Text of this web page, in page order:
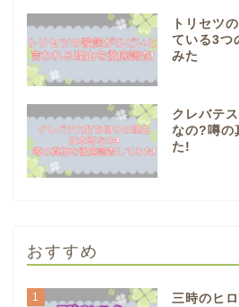
トリセツ
ている3つ
みた
クレバテ
なの?噂の
た!
おすすめ
1
三時のヒ